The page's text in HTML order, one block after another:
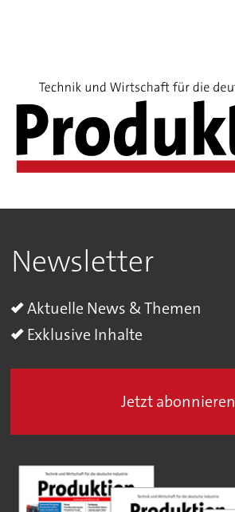
Newsletter
Aktuelle News & Themen
Exklusive Inhalte
Jetzt abonnieren